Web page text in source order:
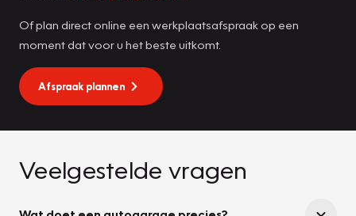
Of plan direct online een werkplaatsafspraak op een
moment dat voor u het beste uitkomt.
Afspraak plannen
Veelgestelde vragen